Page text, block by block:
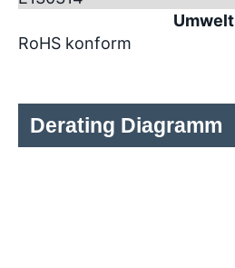
Umwelt
RoHS konform
Derating Diagramm